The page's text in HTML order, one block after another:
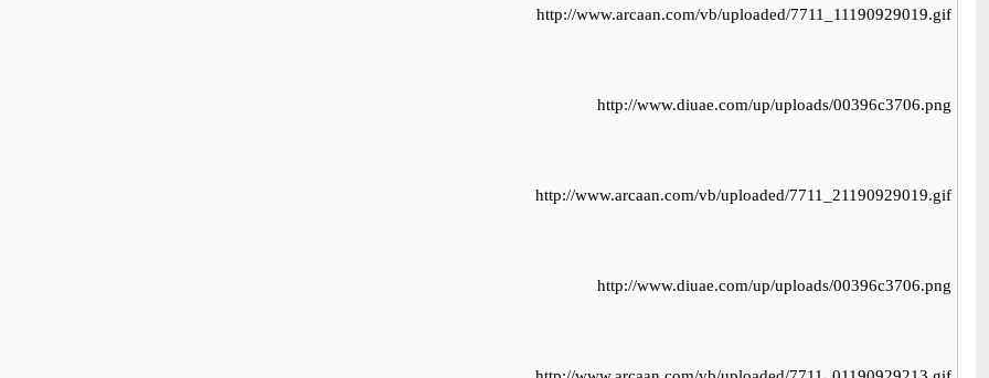
http://www.arcaan.com/vb/uploaded/7711_11190929019.gif
http://www.diuae.com/up/uploads/00396c3706.png
http://www.arcaan.com/vb/uploaded/7711_21190929019.gif
http://www.diuae.com/up/uploads/00396c3706.png